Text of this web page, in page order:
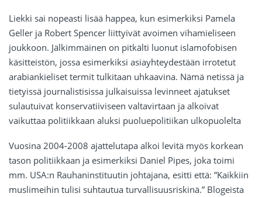
Liekki sai nopeasti lisää happea, kun esimerkiksi Pamela
Geller ja Robert Spencer liittyivät avoimen vihamieliseen
joukkoon. Jälkimmäinen on pitkälti luonut islamofobisen
käsitteistön, jossa esimerkiksi asiayhteydestään irrotetut
arabiankieliset termit tulkitaan uhkaavina. Nämä netissä ja
tietyissä journalistisissa julkaisuissa levinneet ajatukset
sulautuivat konservatiiviseen valtavirtaan ja alkoivat
vaikuttaa politiikkaan aluksi puoluepolitiikan ulkopuolelta
Vuosina 2004-2008 ajattelutapa alkoi levitä myös korkean
tason politiikkaan ja esimerkiksi Daniel Pipes, joka toimi
mm. USA:n Rauhaninstituutin johtajana, esitti että: ”Kaikkiin
muslimeihin tulisi suhtautua turvallisuusriskinä.” Blogeista